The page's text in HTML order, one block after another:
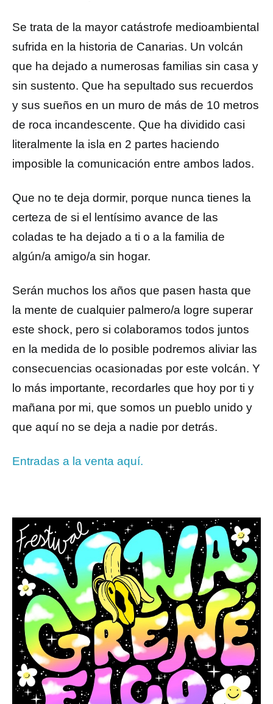
Se trata de la mayor catástrofe medioambiental
sufrida en la historia de Canarias. Un volcán
que ha dejado a numerosas familias sin casa y
sin sustento. Que ha sepultado sus recuerdos
y sus sueños en un muro de más de 10 metros
de roca incandescente. Que ha dividido casi
literalmente la isla en 2 partes haciendo
imposible la comunicación entre ambos lados.
Que no te deja dormir, porque nunca tienes la
certeza de si el lentísimo avance de las
coladas te ha dejado a ti o a la familia de
algún/a amigo/a sin hogar.
Serán muchos los años que pasen hasta que
la mente de cualquier palmero/a logre superar
este shock, pero si colaboramos todos juntos
en la medida de lo posible podremos aliviar las
consecuencias ocasionadas por este volcán. Y
lo más importante, recordarles que hoy por ti y
mañana por mi, que somos un pueblo unido y
que aquí no se deja a nadie por detrás.
Entradas a la venta aquí.